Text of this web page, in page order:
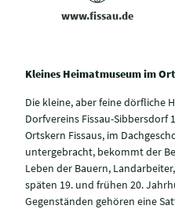
www.fissau.de
Kleines Heimatmuseum im
Die kleine, aber feine dörfliche
Dorfvereins Fissau-Sibbersdorf
Ortskern Fissaus, im
untergebracht, bekommt der
Leben der Bauern,
späten 19. und frühen 20.
Gegenständen gehören eine